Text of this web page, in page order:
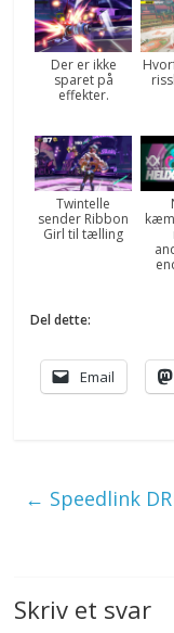
Der er ikke
sparet på
effekter.
Twintelle
sender Ribbon
Girl til tælling
Del dette:
Email
← Speedlink
Skriv et svar